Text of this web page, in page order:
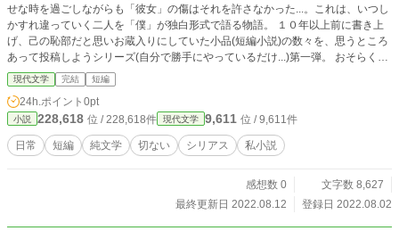
せな時を過ごしながらも「彼女」の傷はそれを許さなかった...。これは、いつし
かすれ違っていく二人を「僕」が独白形式で語る物語。 １０年以上前に書き上
げ、己の恥部だと思いお蔵入りにしていた小品(短編小説)の数々を、思うところ
あって投稿しようシリーズ(自分で勝手にやっているだけ...)第一弾。 おそらく、
当時、恋愛をテーマにしたものはこれだけだったと記憶しています。 ハッキリ
言ってウェブ小説には合わないと思いますが、よろしければご覧になっていただ
ければ幸いです。 あと、念のため......こちらすべてフィクションです。 いわゆる
独白形式の私小説です。 エッセイではないので、くれぐれもお間違いないよう
に存じます。 というわけで、長々と失礼しました。 読んでいただいた方に、
ほんの少しでも何かが伝われば、作者として幸甚の極みです。
現代文学 完結 短編
24h.ポイント 0pt
小説 228,618 位 / 228,618件 現代文学 9,611 位 / 9,611件
日常 短編 純文学 切ない シリアス 私小説
感想数 0
文字数 8,627
最終更新日 2022.08.12
登録日 2022.08.02